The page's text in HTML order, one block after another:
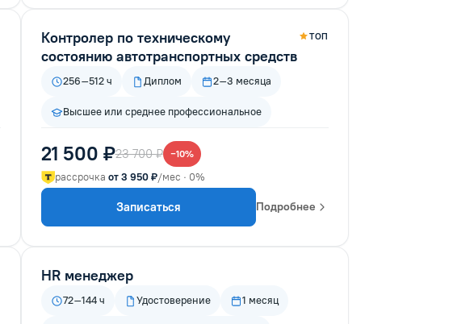
Контролер по техническому
состоянию автотранспортных средств
ТОП
256–512 ч Диплом 2–3 месяца
Высшее или среднее профессиональное
21 500 ₽23 700 ₽ −10%
рассрочка от 3 950 ₽/мес · 0%
Записаться Подробнее
HR менеджер
72–144 ч Удостоверение 1 месяц